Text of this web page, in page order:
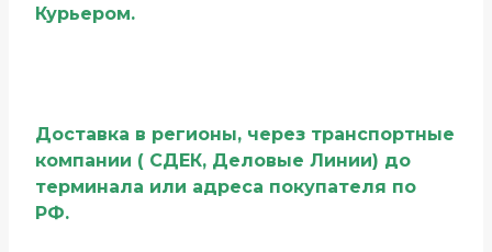
Курьером.
Доставка в регионы, через транспортные
компании ( СДЕК, Деловые Линии) до
терминала или адреса покупателя по
РФ.